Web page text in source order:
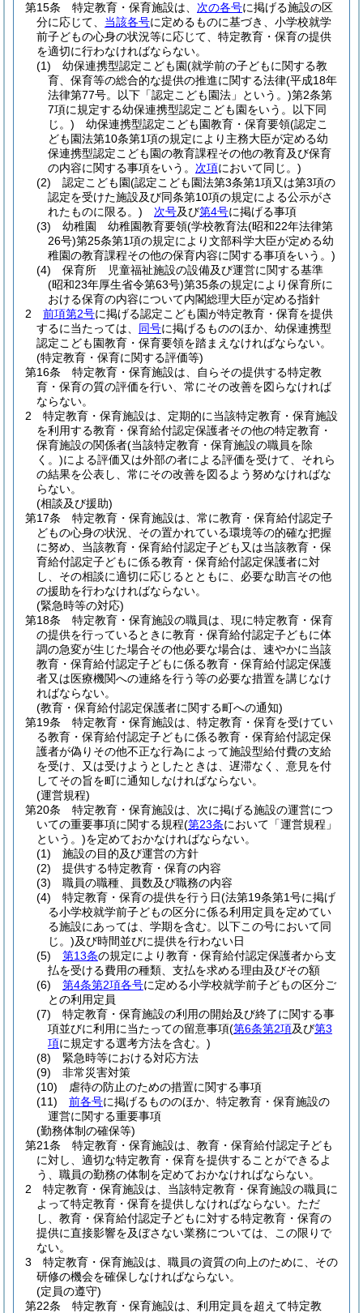
第15条
特定教育・保育施設は、 次の各号に掲げる施設の区
分に応じて、 当該各号に定めるものに基づき、小学校就学
前子どもの心身の状況等に応じて、特定教育・保育の提供
を適切に行わなければならない。
(1)
幼保連携型認定こども園(就学前の子どもに関する教
育、保育等の総合的な提供の推進に関する法律(平成18年
法律第77号。以下「認定こども園法」という。)第2条第
7項に規定する幼保連携型認定こども園をいう。以下同
じ。) 幼保連携型認定こども園教育・保育要領(認定こ
ども園法第10条第1項の規定により主務大臣が定める幼
保連携型認定こども園の教育課程その他の教育及び保育
の内容に関する事項をいう。 次項において同じ。)
(2)
認定こども園(認定こども園法第3条第1項又は第3項の
認定を受けた施設及び同条第10項の規定による公示がさ
れたものに限る。)
次号及び第4号に掲げる事項
(3)
幼稚園 幼稚園教育要領(学校教育法(昭和22年法律第
26号)第25条第1項の規定により文部科学大臣が定める幼
稚園の教育課程その他の保育内容に関する事項をいう。)
(4)
保育所 児童福祉施設の設備及び運営に関する基準
(昭和23年厚生省令第63号)第35条の規定により保育所に
おける保育の内容について内閣総理大臣が定める指針
2
前項第2号に掲げる認定こども園が特定教育・保育を提供
するに当たっては、 同号に掲げるもののほか、幼保連携型
認定こども園教育・保育要領を踏まえなければならない。
(特定教育・保育に関する評価等)
第16条
特定教育・保育施設は、自らその提供する特定教
育・保育の質の評価を行い、常にその改善を図らなければ
ならない。
2
特定教育・保育施設は、定期的に当該特定教育・保育施設
を利用する教育・保育給付認定保護者その他の特定教育・
保育施設の関係者(当該特定教育・保育施設の職員を除
く。)による評価又は外部の者による評価を受けて、それら
の結果を公表し、常にその改善を図るよう努めなければな
らない。
(相談及び援助)
第17条
特定教育・保育施設は、常に教育・保育給付認定子
どもの心身の状況、その置かれている環境等の的確な把握
に努め、当該教育・保育給付認定子ども又は当該教育・保
育給付認定子どもに係る教育・保育給付認定保護者に対
し、その相談に適切に応じるとともに、必要な助言その他
の援助を行わなければならない。
(緊急時等の対応)
第18条
特定教育・保育施設の職員は、現に特定教育・保育
の提供を行っているときに教育・保育給付認定子どもに体
調の急変が生じた場合その他必要な場合は、速やかに当該
教育・保育給付認定子どもに係る教育・保育給付認定保護
者又は医療機関への連絡を行う等の必要な措置を講じなけ
ればならない。
(教育・保育給付認定保護者に関する町への通知)
第19条
特定教育・保育施設は、特定教育・保育を受けてい
る教育・保育給付認定子どもに係る教育・保育給付認定保
護者が偽りその他不正な行為によって施設型給付費の支給
を受け、又は受けようとしたときは、遅滞なく、意見を付
してその旨を町に通知しなければならない。
(運営規程)
第20条
特定教育・保育施設は、次に掲げる施設の運営につ
いての重要事項に関する規程(第23条において「運営規程」
という。)を定めておかなければならない。
(1)
施設の目的及び運営の方針
(2)
提供する特定教育・保育の内容
(3)
職員の職種、員数及び職務の内容
(4)
特定教育・保育の提供を行う日(法第19条第1号に掲げ
る小学校就学前子どもの区分に係る利用定員を定めてい
る施設にあっては、学期を含む。以下この号において同
じ。)及び時間並びに提供を行わない日
(5)
第13条の規定により教育・保育給付認定保護者から支
払を受ける費用の種類、支払を求める理由及びその額
(6)
第4条第2項各号に定める小学校就学前子どもの区分ご
との利用定員
(7)
特定教育・保育施設の利用の開始及び終了に関する事
項並びに利用に当たっての留意事項(第6条第2項及び第3
項に規定する選考方法を含む。)
(8)
緊急時等における対応方法
(9)
非常災害対策
(10)
虐待の防止のための措置に関する事項
(11)
前各号に掲げるもののほか、特定教育・保育施設の
運営に関する重要事項
(勤務体制の確保等)
第21条
特定教育・保育施設は、教育・保育給付認定子ども
に対し、適切な特定教育・保育を提供することができるよ
う、職員の勤務の体制を定めておかなければならない。
2
特定教育・保育施設は、当該特定教育・保育施設の職員に
よって特定教育・保育を提供しなければならない。 ただ
し、教育・保育給付認定子どもに対する特定教育・保育の
提供に直接影響を及ぼさない業務については、この限りで
ない。
3
特定教育・保育施設は、職員の資質の向上のために、その
研修の機会を確保しなければならない。
(定員の遵守)
第22条
特定教育・保育施設は、利用定員を超えて特定教